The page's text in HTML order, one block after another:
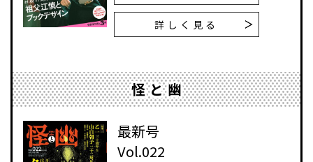
詳しく見る
怪と幽
最新号
Vol.022